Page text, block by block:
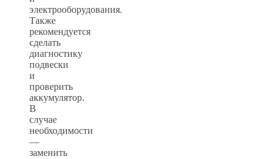
электрооборудования.
Также
рекомендуется
сделать
диагностику
подвески
и
проверить
аккумулятор.
В
случае
необходимости
—
заменить